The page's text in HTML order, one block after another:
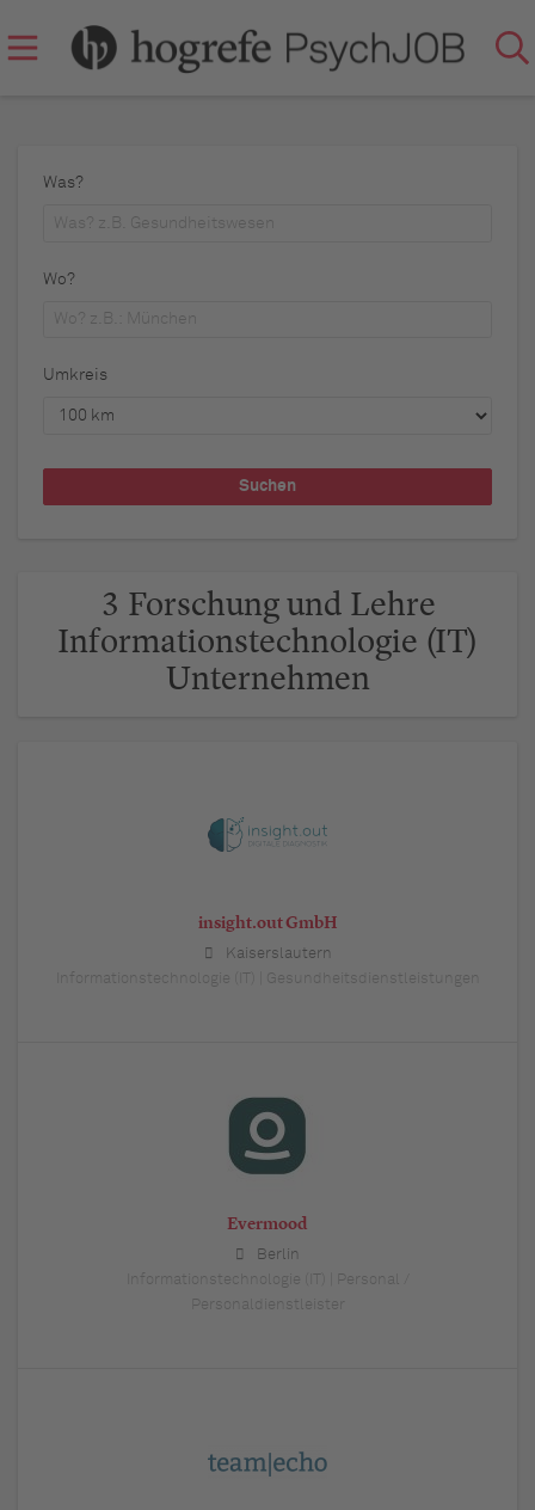
Was?
Wo?
Umkreis
3 Forschung und Lehre
Informationstechnologie (IT)
Unternehmen
insight.out GmbH
Kaiserslautern
Informationstechnologie (IT) | Gesundheitsdienstleistungen
Evermood
Berlin
Informationstechnologie (IT) | Personal /
Personaldienstleister